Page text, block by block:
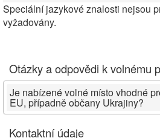
Speciální jazykové znalosti nejsou
vyžadovány.
Otázky a odpovědi k volnému
Je nabízené volné místo vhodné
EU, případně občany Ukrajiny?
Kontaktní údaje